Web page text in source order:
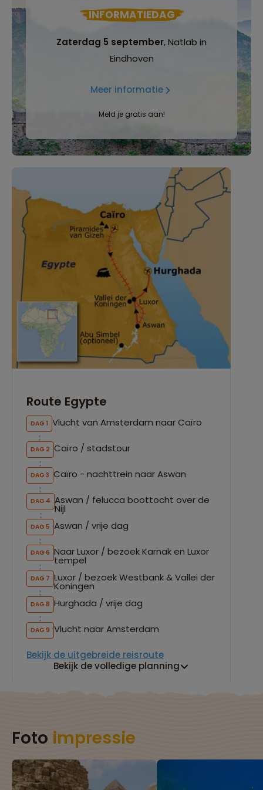
INFORMATIEDAG
Zaterdag 5 september, Natlab in
Eindhoven
Meer informatie
Meld je gratis aan!
Route Egypte
DAG 1 Vlucht van Amsterdam naar Caïro
DAG 2 Caïro / stadstour
DAG 3 Caïro - nachttrein naar Aswan
DAG 4 Aswan / felucca boottocht over de
Nijl
DAG 5 Aswan / vrije dag
DAG 6 Naar Luxor / bezoek Karnak en Luxor
tempel
DAG 7 Luxor / bezoek Westbank & Vallei der
Koningen
DAG 8 Hurghada / vrije dag
DAG 9 Vlucht naar Amsterdam
Bekijk de uitgebreide reisroute
Bekijk de volledige planning
Foto impressie